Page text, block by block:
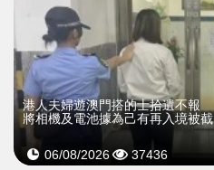
​港人夫婦遊澳門搭的士拾遺不報
將相機及電池據為己有再入境被截
06/08/2026 37436